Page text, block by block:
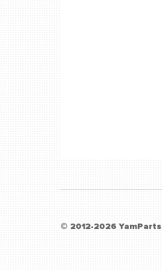
© 2012-2026 YamParts